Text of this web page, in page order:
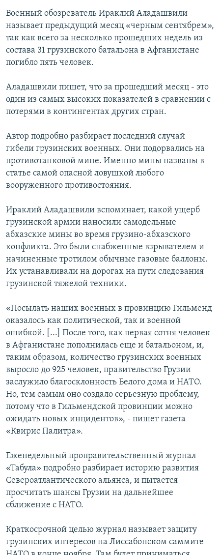
Военный обозреватель Ираклий Аладашвили
называет предыдущий месяц «черным сентябрем»,
так как всего за несколько прошедших недель из
состава 31 грузинского батальона в Афганистане
погибло пять человек.
Аладашвили пишет, что за прошедший месяц - это
один из самых высоких показателей в сравнении с
потерями в контингентах других стран.
Автор подробно разбирает последний случай
гибели грузинских военных. Они подорвались на
противотанковой мине. Именно мины названы в
статье самой опасной ловушкой любого
вооруженного противостояния.
Ираклий Аладашвили вспоминает, какой ущерб
грузинской армии наносили самодельные
абхазские мины во время грузино-абхазского
конфликта. Это были снабженные взрывателем и
начиненные тротилом обычные газовые баллоны.
Их устанавливали на дорогах на пути следования
грузинской тяжелой техники.
«Посылать наших военных в провинцию Гильменд
оказалось как политической, так и военной
ошибкой. [...] После того, как первая сотня человек
в Афганистане пополнилась еще и батальоном, и,
таким образом, количество грузинских военных
выросло до 925 человек, правительство Грузии
заслужило благосклонность Белого дома и НАТО.
Но, тем самым оно создало серьезную проблему,
потому что в Гильмендской провинции можно
ожидать новых инцидентов», - пишет газета
«Квирис Палитра».
Еженедельный проправительственный журнал
«Табула» подробно разбирает историю развития
Североатлантического альянса, и пытается
просчитать шансы Грузии на дальнейшее
сближение с НАТО.
Краткосрочной целью журнал называет защиту
грузинских интересов на Лиссабонском саммите